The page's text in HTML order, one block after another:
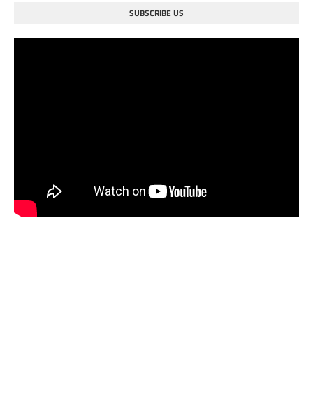
SUBSCRIBE US